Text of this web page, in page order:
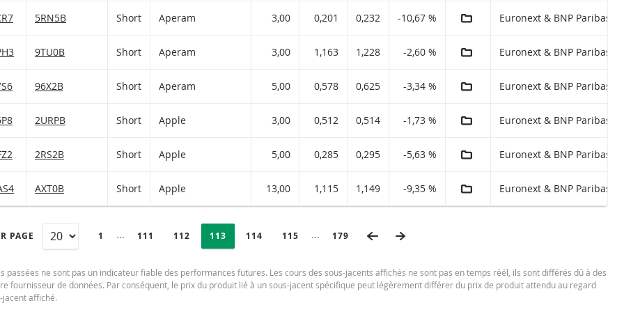
et Short Short Avec barrière désactivante ― et levier 3,00 avec code ISIN :
5RN5B Short Aperam 3,00 0,201 0,232 -10,67 % AJOUTER AU PORTEFEUILLE
et Short Short Avec barrière désactivante ― et levier 3,00 avec code ISIN :
9TU0B Short Aperam 3,00 1,163 1,228 -2,60 % AJOUTER AU PORTEFEUILLE
et Short Short Avec barrière désactivante ― et levier 5,00 avec code ISIN :
96X2B Short Aperam 5,00 0,578 0,625 -3,34 % AJOUTER AU PORTEFEUILLE
et Short Short Avec barrière désactivante ― et levier 3,00 avec code ISIN :
2URPB Short Apple 3,00 0,512 0,514 -1,73 % AJOUTER AU PORTEFEUILLE
et Short Short Avec barrière désactivante ― et levier 5,00 avec code ISIN :
2RS2B Short Apple 5,00 0,285 0,295 -5,63 % AJOUTER AU PORTEFEUILLE
et Short Short Avec barrière désactivante ― et levier 13,00 avec code ISIN :
AXT0B Short Apple 13,00 1,115 1,149 -9,35 % AJOUTER AU PORTEFEUILLE
PAGE PAGE
1 Collapsed pages
PAGE
111 PAGE
112 Selected:
PAGE
113 PAGE
114 PAGE
115 Collapsed pages
DERNIÈRE PAGE
179 PAGE PRÉCÉDENTE
passées ne sont pas un indicateur fiable des performances futures. Les cours des sous-jacents affichés ne sont pas en temps réél, ils sont différés dû à des
fournisseur de données. Par conséquent, le prix du produit lié à un sous-jacent spécifique peut légèrement différer du prix de produit attendu au regard
jacent affiché.